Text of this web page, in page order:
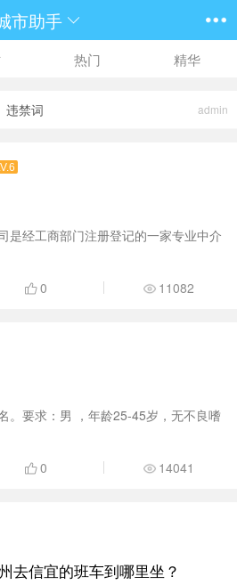
市助手
热门 精华
admin
违禁词
是经工商部门注册登记的一家专业中介
0 11082
。要求：男 ，年龄25-45岁，无不良嗜
0 14041
去信宜的班车到哪里坐？